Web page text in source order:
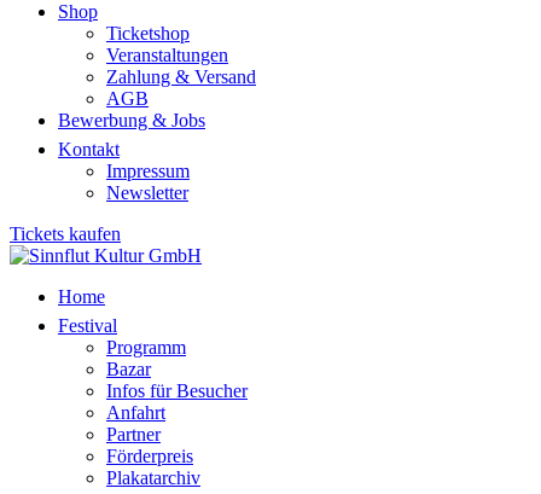
Shop
Ticketshop
Veranstaltungen
Zahlung & Versand
AGB
Bewerbung & Jobs
Kontakt
Impressum
Newsletter
Tickets kaufen
Home
Festival
Programm
Bazar
Infos für Besucher
Anfahrt
Partner
Förderpreis
Plakatarchiv